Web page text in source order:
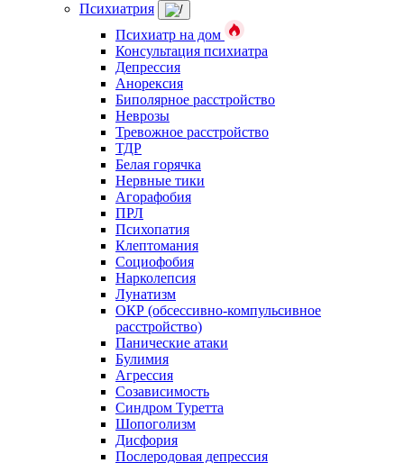
Психиатрия
Психиатр на дом
Консультация психиатра
Депрессия
Анорексия
Биполярное расстройство
Неврозы
Тревожное расстройство
ТДР
Белая горячка
Нервные тики
Агорафобия
ПРЛ
Психопатия
Клептомания
Социофобия
Нарколепсия
Лунатизм
ОКР (обсессивно-компульсивное
расстройство)
Панические атаки
Булимия
Агрессия
Созависимость
Синдром Туретта
Шопоголизм
Дисфория
Послеродовая депрессия